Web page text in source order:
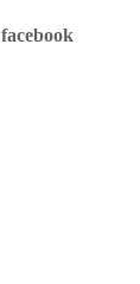
facebook